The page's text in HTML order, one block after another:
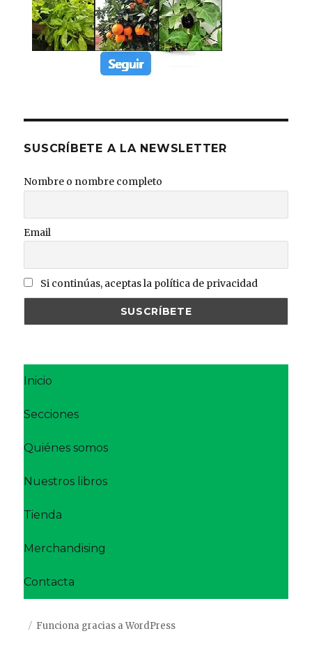
SUSCRÍBETE A LA NEWSLETTER
Nombre o nombre completo
Email
Si continúas, aceptas la política de privacidad
Inicio
Secciones
Quiénes somos
Nuestros libros
Tienda
Merchandising
Contacta
Funciona gracias a WordPress